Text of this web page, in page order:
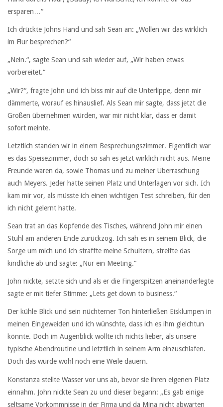
ersparen…“
Ich drückte Johns Hand und sah Sean an: „Wollen wir das wirklich
im Flur besprechen?“
„Nein.“, sagte Sean und sah wieder auf, „Wir haben etwas
vorbereitet.“
„Wir?“, fragte John und ich biss mir auf die Unterlippe, denn mir
dämmerte, worauf es hinauslief. Als Sean mir sagte, dass jetzt die
Großen übernehmen würden, war mir nicht klar, dass er damit
sofort meinte.
Letztlich standen wir in einem Besprechungszimmer. Eigentlich war
es das Speisezimmer, doch so sah es jetzt wirklich nicht aus. Meine
Freunde waren da, sowie Thomas und zu meiner Überraschung
auch Meyers. Jeder hatte seinen Platz und Unterlagen vor sich. Ich
kam mir vor, als müsste ich einen wichtigen Test schreiben, für den
ich nicht gelernt hatte.
Sean trat an das Kopfende des Tisches, während John mir einen
Stuhl am anderen Ende zurückzog. Ich sah es in seinem Blick, die
Sorge um mich und ich straffte meine Schultern, streifte das
kindliche ab und sagte: „Nur ein Meeting.“
John nickte, setzte sich und als er die Fingerspitzen aneinanderlegte
sagte er mit tiefer Stimme: „Lets get down to business.“
Der kühle Blick und sein nüchterner Ton hinterließen Eisklumpen in
meinen Eingeweiden und ich wünschte, dass ich es ihm gleichtun
könnte. Doch im Augenblick wollte ich nichts lieber, als unsere
typische Abendroutine und letztlich in seinem Arm einzuschlafen.
Doch das würde wohl noch eine Weile dauern.
Konstanza stellte Wasser vor uns ab, bevor sie ihren eigenen Platz
einnahm. John nickte Sean zu und dieser begann: „Es gab einige
seltsame Vorkommnisse in der Firma und da Mina nicht abwarten